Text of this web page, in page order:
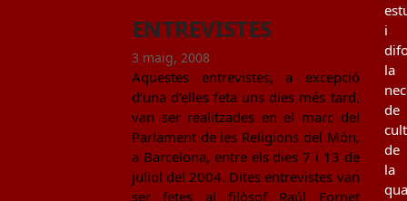
ENTREVISTES
3 maig, 2008
Aquestes entrevistes, a excepció
d’una d’elles feta uns dies més tard,
van ser realitzades en el marc del
Parlament de les Religions del Món,
a Barcelona, entre els dies 7 i 13 de
juliol del 2004. Dites entrevistes van
ser fetes al filòsof Raúl Fornet
i
la
de
de
la